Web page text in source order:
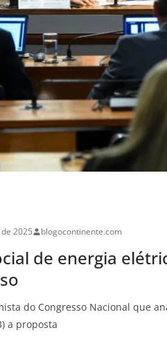
2025 blogocontinente.com
de energia
do Congresso Nacional que
a proposta